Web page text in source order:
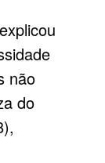
não
do